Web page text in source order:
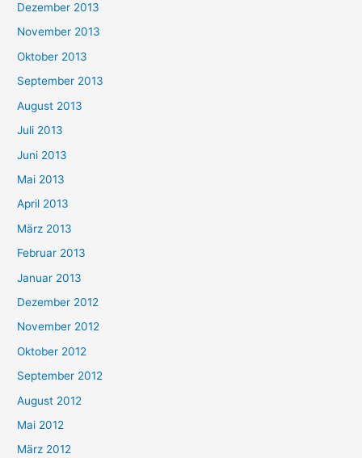
Dezember 2013
November 2013
Oktober 2013
September 2013
August 2013
Juli 2013
Juni 2013
Mai 2013
April 2013
März 2013
Februar 2013
Januar 2013
Dezember 2012
November 2012
Oktober 2012
September 2012
August 2012
Mai 2012
März 2012